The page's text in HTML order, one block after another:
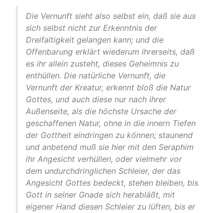
Die Vernunft sieht also selbst ein, daß sie aus
sich selbst nicht zur Erkenntnis der
Dreifaltigkeit gelangen kann; und die
Offenbarung erklärt wiederum ihrerseits, daß
es ihr allein zusteht, dieses Geheimnis zu
enthüllen. Die natürliche Vernunft, die
Vernunft der Kreatur, erkennt bloß die Natur
Gottes, und auch diese nur nach ihrer
Außenseite, als die höchste Ursache der
geschaffenen Natur, ohne in die innern Tiefen
der Gottheit eindringen zu können; staunend
und anbetend muß sie hier mit den Seraphim
ihr Angesicht verhüllen, oder vielmehr vor
dem undurchdringlichen Schleier, der das
Angesicht Gottes bedeckt, stehen bleiben, bis
Gott in seiner Gnade sich herabläßt, mit
eigener Hand diesen Schleier zu lüften, bis er